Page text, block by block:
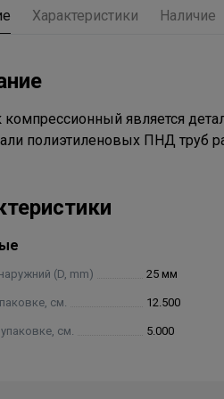
Характеристики Наличие
компрессионный является
полиэтиленовых ПНД труб
(D, mm) 25 мм
см. 12.500
см. 5.000